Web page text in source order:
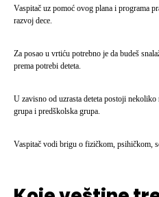
Vaspitač uz pomoć ovog plana i programa
razvoj dece.
Za posao u vrtiću potrebno je da budeš
prema potrebi deteta.
U zavisno od uzrasta deteta postoji
grupa i predškolska grupa.
Vaspitač vodi brigu o fizičkom, psihičkom,